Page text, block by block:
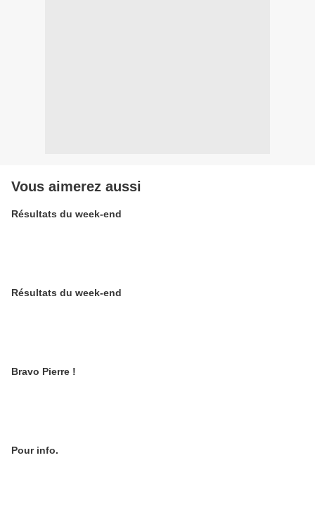
Vous aimerez aussi
Résultats du week-end
Résultats du week-end
Bravo Pierre !
Pour info.